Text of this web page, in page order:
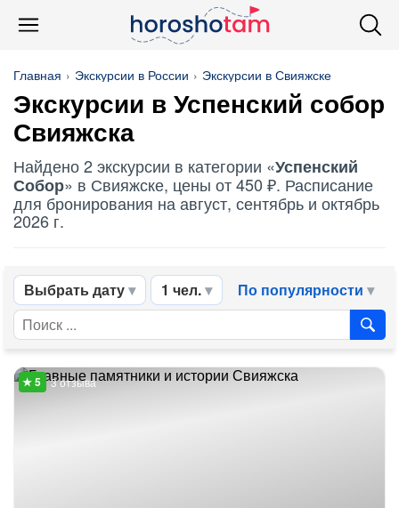
Главная Экскурсии в России Экскурсии в Свияжске
Экскурсии в Успенский собор
Свияжска
Найдено 2 экскурсии в категории «Успенский
Собор» в Свияжске, цены от 450 ₽. Расписание
для бронирования на август, сентябрь и октябрь
2026 г.
Выбрать дату 1 чел. По популярности
3 отзыва